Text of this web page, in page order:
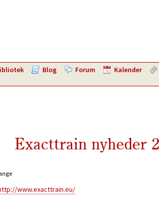
Blog Forum Kalender
Exacttrain nyheder
www.exacttrain.eu/